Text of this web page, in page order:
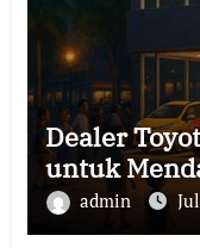
Dealer
untuk
admin